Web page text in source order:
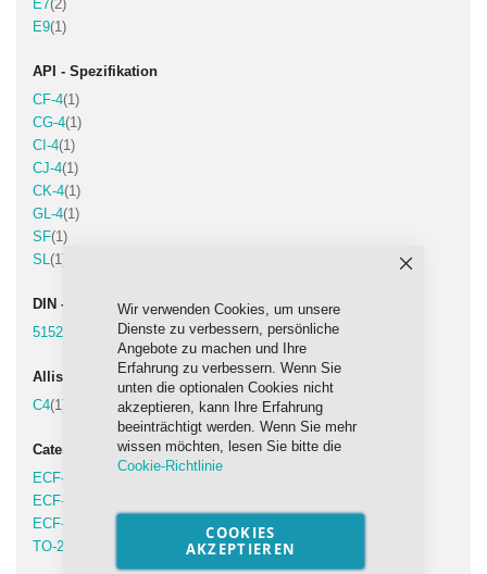
Wir verwenden Cookies, um unsere
Dienste zu verbessern, persönliche
Angebote zu machen und Ihre
Erfahrung zu verbessern. Wenn Sie
unten die optionalen Cookies nicht
akzeptieren, kann Ihre Erfahrung
beeinträchtigt werden. Wenn Sie mehr
wissen möchten, lesen Sie bitte die
Cookie-Richtlinie
COOKIES
AKZEPTIEREN
E7 2
E9 1Artikel
API - Spezifikation
CF-4 1Artikel
CG-4 1Artikel
CI-4 1Artikel
CJ-4 1Artikel
CK-4 1Artikel
GL-4 1Artikel
SF 1Artikel
SL 1Artikel
DIN - Spezifikation
51524-3 (HVLPD) 1Artikel
Allison - Freigaben
C4 1Artikel
Caterpillar - Freigaben
ECF-1-a
ECF-2
ECF-3
TO-2